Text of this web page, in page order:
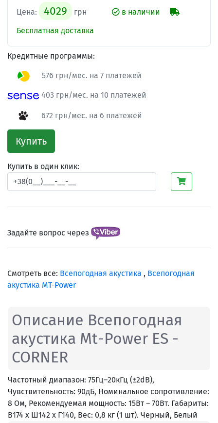
Цена: 4029 грн
в наличии
Бесплатная доставка
Кредитные программы:
576 грн/мес. на 7 платежей
403 грн/мес. на 10 платежей
672 грн/мес. на 6 платежей
Купить
Купить в один клик:
Задайте вопрос через
Смотреть все: Всепогодная акустика , Всепогодная
акустика MT-Power
Описание Всепогодная
акустика Mt-Power ES -
CORNER
Частотный диапазон: 75Гц–20кГц (±2dB),
Чувствительность: 90дБ, Номинальное сопротивление:
8 Ом, Рекомендуемая мощность: 15Вт – 70Вт. Габариты:
В174 x Ш142 x Г140, Вес: 0,8 кг (1 шт). Черный, Белый